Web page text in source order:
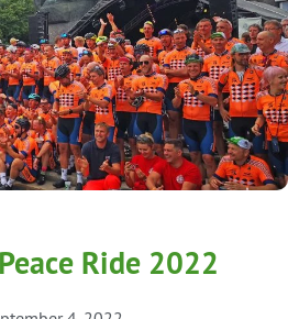
Ride 2022